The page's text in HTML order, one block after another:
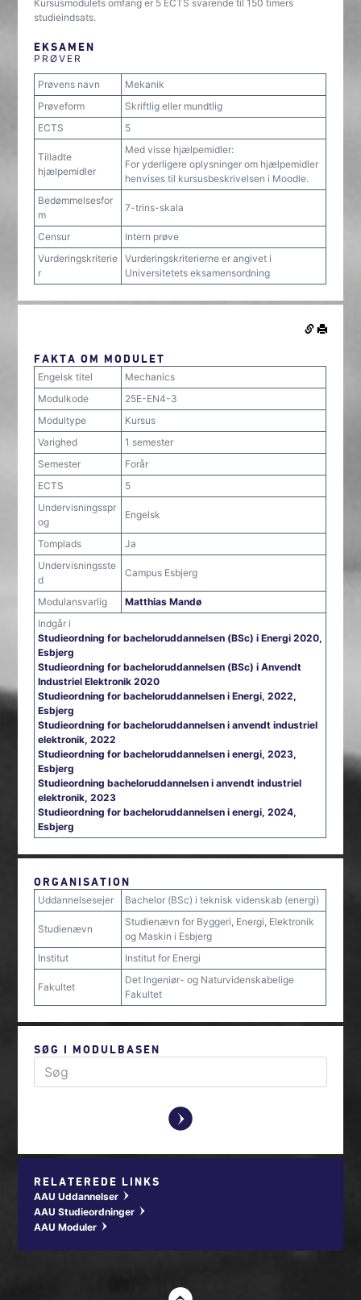
Kursusmodulets omfang er 5 ECTS svarende til 150 timers
studieindsats.
EKSAMEN
PRØVER
Prøvens navn
Mekanik
Prøveform
Skriftlig eller mundtlig
ECTS
5
Tilladte
hjælpemidler
Med visse hjælpemidler:
For yderligere oplysninger om hjælpemidler
henvises til kursusbeskrivelsen i Moodle.
Bedømmelsesfor
m
7-trins-skala
Censur
Intern prøve
Vurderingskriterie
r
Vurderingskriterierne er angivet i
Universitetets eksamensordning
FAKTA OM MODULET
Engelsk titel
Mechanics
Modulkode
25E-EN4-3
Modultype
Kursus
Varighed
1 semester
Semester
Forår
ECTS
5
Undervisningsspr
og
Engelsk
Tomplads
Ja
Undervisningsste
d
Campus Esbjerg
Modulansvarlig
Matthias Mandø
Indgår i
Studieordning for bacheloruddannelsen (BSc) i Energi 2020,
Esbjerg
Studieordning for bacheloruddannelsen (BSc) i Anvendt
Industriel Elektronik 2020
Studieordning for bacheloruddannelsen i Energi, 2022,
Esbjerg
Studieordning for bacheloruddannelsen i anvendt industriel
elektronik, 2022
Studieordning for bacheloruddannelsen i energi, 2023,
Esbjerg
Studieordning bacheloruddannelsen i anvendt industriel
elektronik, 2023
Studieordning for bacheloruddannelsen i energi, 2024,
Esbjerg
ORGANISATION
Uddannelsesejer Bachelor (BSc) i teknisk videnskab (energi)
Studienævn
Studienævn for Byggeri, Energi, Elektronik
og Maskin i Esbjerg
Institut
Institut for Energi
Fakultet
Det Ingeniør- og Naturvidenskabelige
Fakultet
SØG I MODULBASEN
y
RELATEREDE LINKS
AAU Uddannelser w
AAU Studieordninger w
AAU Moduler w